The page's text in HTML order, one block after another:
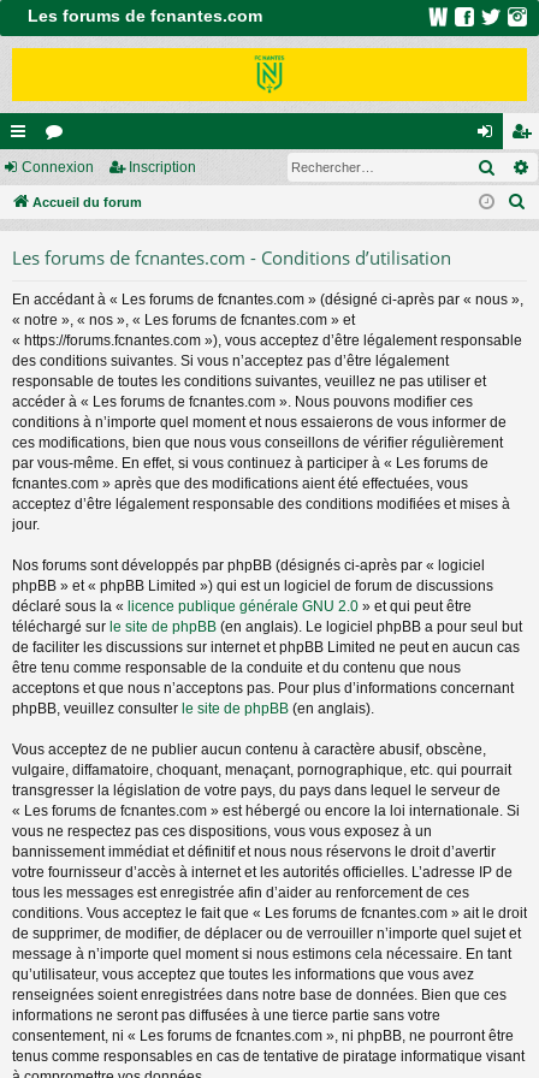
Les forums de fcnantes.com
ac
co
or
u
on
ne
ns
cri
Connexion Inscription
Accueil du forum
Les forums de fcnantes.com - Conditions d’utilisation
En accédant à « Les forums de fcnantes.com » (désigné ci-après par « nous »,
« notre », « nos », « Les forums de fcnantes.com » et
« https://forums.fcnantes.com »), vous acceptez d’être légalement responsable
des conditions suivantes. Si vous n’acceptez pas d’être légalement
responsable de toutes les conditions suivantes, veuillez ne pas utiliser et
accéder à « Les forums de fcnantes.com ». Nous pouvons modifier ces
conditions à n’importe quel moment et nous essaierons de vous informer de
ces modifications, bien que nous vous conseillons de vérifier régulièrement
par vous-même. En effet, si vous continuez à participer à « Les forums de
fcnantes.com » après que des modifications aient été effectuées, vous
acceptez d’être légalement responsable des conditions modifiées et mises à
jour.
Nos forums sont développés par phpBB (désignés ci-après par « logiciel
phpBB » et « phpBB Limited ») qui est un logiciel de forum de discussions
déclaré sous la « licence publique générale GNU 2.0 » et qui peut être
téléchargé sur le site de phpBB (en anglais). Le logiciel phpBB a pour seul but
de faciliter les discussions sur internet et phpBB Limited ne peut en aucun cas
être tenu comme responsable de la conduite et du contenu que nous
acceptons et que nous n’acceptons pas. Pour plus d’informations concernant
phpBB, veuillez consulter le site de phpBB (en anglais).
Vous acceptez de ne publier aucun contenu à caractère abusif, obscène,
vulgaire, diffamatoire, choquant, menaçant, pornographique, etc. qui pourrait
transgresser la législation de votre pays, du pays dans lequel le serveur de
« Les forums de fcnantes.com » est hébergé ou encore la loi internationale. Si
vous ne respectez pas ces dispositions, vous vous exposez à un
bannissement immédiat et définitif et nous nous réservons le droit d’avertir
votre fournisseur d’accès à internet et les autorités officielles. L’adresse IP de
tous les messages est enregistrée afin d’aider au renforcement de ces
conditions. Vous acceptez le fait que « Les forums de fcnantes.com » ait le droit
de supprimer, de modifier, de déplacer ou de verrouiller n’importe quel sujet et
message à n’importe quel moment si nous estimons cela nécessaire. En tant
qu’utilisateur, vous acceptez que toutes les informations que vous avez
renseignées soient enregistrées dans notre base de données. Bien que ces
informations ne seront pas diffusées à une tierce partie sans votre
consentement, ni « Les forums de fcnantes.com », ni phpBB, ne pourront être
tenus comme responsables en cas de tentative de piratage informatique visant